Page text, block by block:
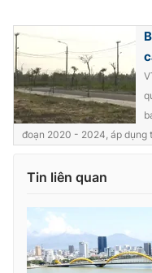
Tư vấn
Chuyên mục khác
Emagazine
Photo
VTV Money
đoạn 2020 - 2024, áp dụng
Tin liên quan